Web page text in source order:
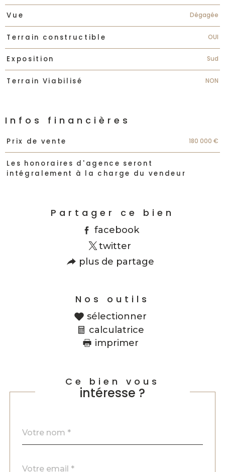
Vue Dégagée
Terrain constructible OUI
Exposition Sud
Terrain Viabilisé NON
Infos financières
Caractéristiques Valeurs
Prix de vente 180 000 €
Les honoraires d'agence seront
intégralement à la charge du vendeur
Partager ce bien
facebook
twitter
plus de partage
Nos outils
sélectionner
calculatrice
imprimer
Ce bien vous
intéresse ?
par
défaut
*
*